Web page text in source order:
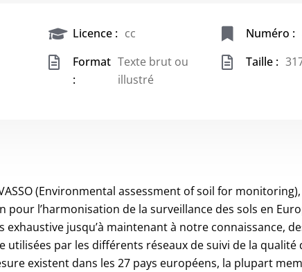
Licence : cc Numéro :
Format
:
Texte brut ou
illustré
Taille :
(Environmental assessment of soil for
l’harmonisation de la surveillance des sols en
exhaustive jusqu’à maintenant à notre connaissance,
utilisées par les différents réseaux de suivi de la qualité
existent dans les 27 pays européens, la plupart